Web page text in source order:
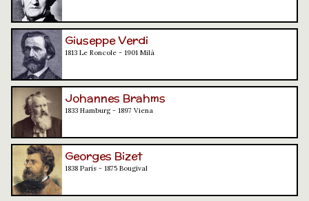
Giuseppe Verdi
1813 Le Roncole - 1901 Milà
Johannes Brahms
1833 Hamburg - 1897 Viena
Georges Bizet
1838 París - 1875 Bougival